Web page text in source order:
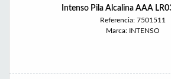
Intenso Pila Alcalina AAA
Referencia: 7501511
Marca: INTENSO